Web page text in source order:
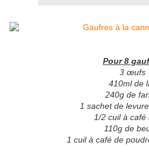
Pour 8
3 œufs
410ml de
240g de
1 sachet de
1/2 cuil à café
110g de
1 cuil à café de